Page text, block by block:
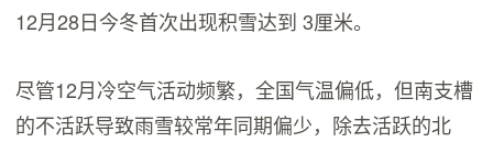
12月28日今冬首次出现积雪达到 3厘米。
尽管12月冷空气活动频繁，全国气温偏低，但南支槽
的不活跃导致雨雪较常年同期偏少，除去活跃的北